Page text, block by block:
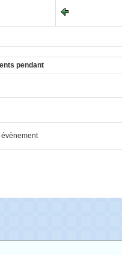
pendant